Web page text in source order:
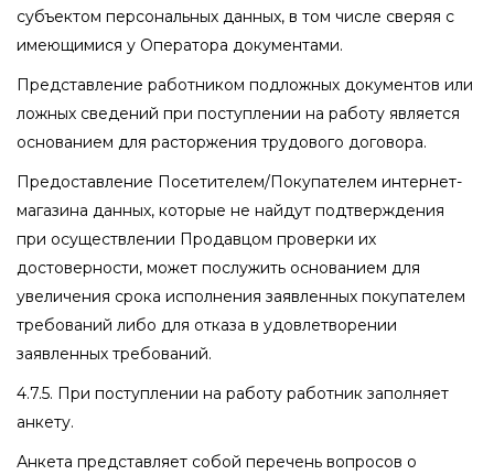
субъектом персональных данных, в том числе сверяя с
имеющимися у Оператора документами.
Представление работником подложных документов или
ложных сведений при поступлении на работу является
основанием для расторжения трудового договора.
Предоставление Посетителем/Покупателем интернет-
магазина данных, которые не найдут подтверждения
при осуществлении Продавцом проверки их
достоверности, может послужить основанием для
увеличения срока исполнения заявленных покупателем
требований либо для отказа в удовлетворении
заявленных требований.
4.7.5. При поступлении на работу работник заполняет
анкету.
Анкета представляет собой перечень вопросов о